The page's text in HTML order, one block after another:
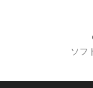
へ
ソフ